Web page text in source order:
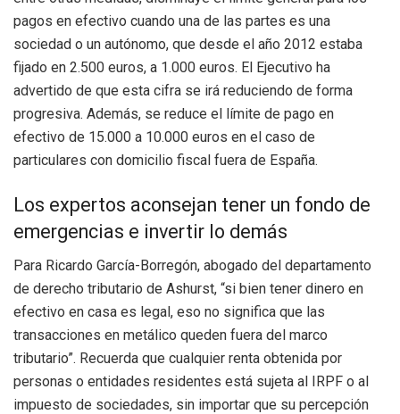
pagos en efectivo cuando una de las partes es una
sociedad o un autónomo, que desde el año 2012 estaba
fijado en 2.500 euros, a 1.000 euros. El Ejecutivo ha
advertido de que esta cifra se irá reduciendo de forma
progresiva. Además, se reduce el límite de pago en
efectivo de 15.000 a 10.000 euros en el caso de
particulares con domicilio fiscal fuera de España.
Los expertos aconsejan tener un fondo de
emergencias e invertir lo demás
Para Ricardo García-Borregón, abogado del departamento
de derecho tributario de Ashurst, “si bien tener dinero en
efectivo en casa es legal, eso no significa que las
transacciones en metálico queden fuera del marco
tributario”. Recuerda que cualquier renta obtenida por
personas o entidades residentes está sujeta al IRPF o al
impuesto de sociedades, sin importar que su percepción